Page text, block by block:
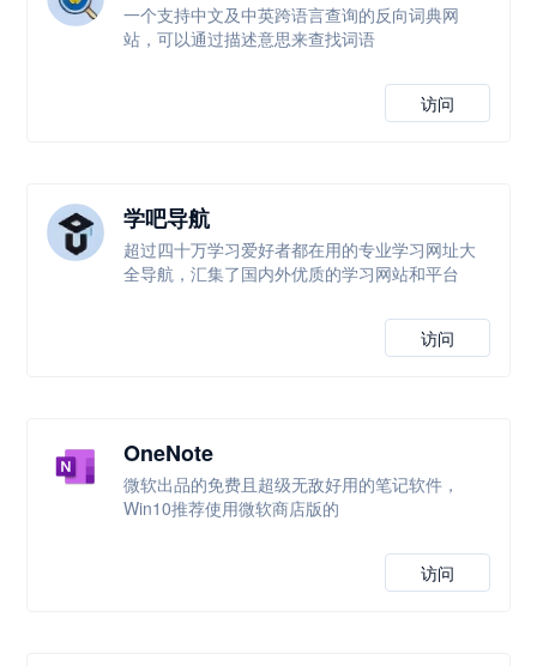
一个支持中文及中英跨语言查询的反向词典网
站，可以通过描述意思来查找词语
访问
学吧导航
超过四十万学习爱好者都在用的专业学习网址大
全导航，汇集了国内外优质的学习网站和平台
访问
OneNote
微软出品的免费且超级无敌好用的笔记软件，
Win10推荐使用微软商店版的
访问